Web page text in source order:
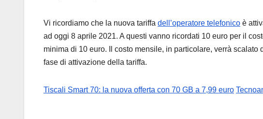
Vi ricordiamo che la nuova tariffa dell’operatore telefonico è
ad oggi 8 aprile 2021. A questi vanno ricordati 10 euro per il
minima di 10 euro. Il costo mensile, in particolare, verrà
fase di attivazione della tariffa.
Tiscali Smart 70: la nuova offerta con 70 GB a 7,99 euro